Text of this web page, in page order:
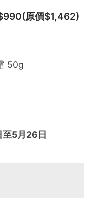
原價$1,462)
50g
5月26日